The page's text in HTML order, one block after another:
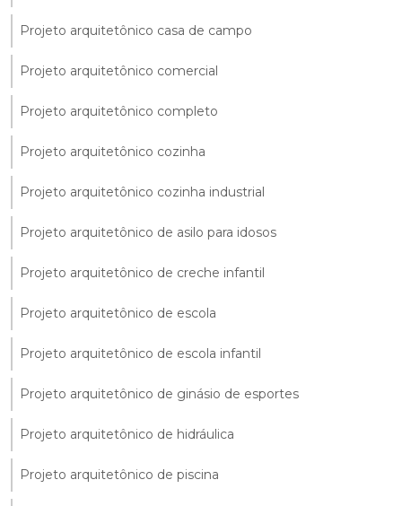
Projeto arquitetônico casa de campo
Projeto arquitetônico comercial
Projeto arquitetônico completo
Projeto arquitetônico cozinha
Projeto arquitetônico cozinha industrial
Projeto arquitetônico de asilo para idosos
Projeto arquitetônico de creche infantil
Projeto arquitetônico de escola
Projeto arquitetônico de escola infantil
Projeto arquitetônico de ginásio de esportes
Projeto arquitetônico de hidráulica
Projeto arquitetônico de piscina